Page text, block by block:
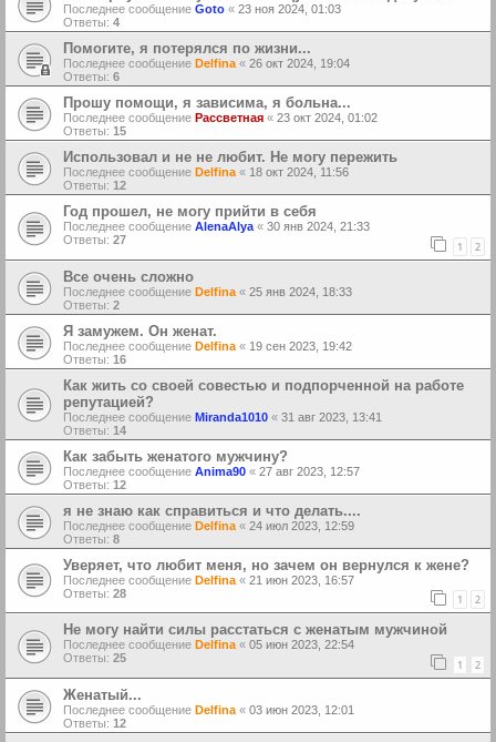
Последнее сообщение Goto « 23 ноя 2024, 01:03
Ответы: 4
Помогите, я потерялся по жизни...
Последнее сообщение Delfina « 26 окт 2024, 19:04
Ответы: 6
Прошу помощи, я зависима, я больна...
Последнее сообщение Рассветная « 23 окт 2024, 01:02
Ответы: 15
Использовал и не не любит. Не могу пережить
Последнее сообщение Delfina « 18 окт 2024, 11:56
Ответы: 12
Год прошел, не могу прийти в себя
Последнее сообщение AlenaAlya « 30 янв 2024, 21:33
Ответы: 27 1 2
Все очень сложно
Последнее сообщение Delfina « 25 янв 2024, 18:33
Ответы: 2
Я замужем. Он женат.
Последнее сообщение Delfina « 19 сен 2023, 19:42
Ответы: 16
Как жить со своей совестью и подпорченной на работе
репутацией?
Последнее сообщение Miranda1010 « 31 авг 2023, 13:41
Ответы: 14
Как забыть женатого мужчину?
Последнее сообщение Anima90 « 27 авг 2023, 12:57
Ответы: 12
я не знаю как справиться и что делать....
Последнее сообщение Delfina « 24 июл 2023, 12:59
Ответы: 8
Уверяет, что любит меня, но зачем он вернулся к жене?
Последнее сообщение Delfina « 21 июн 2023, 16:57
Ответы: 28 1 2
Не могу найти силы расстаться с женатым мужчиной
Последнее сообщение Delfina « 05 июн 2023, 22:54
Ответы: 25 1 2
Женатый...
Последнее сообщение Delfina « 03 июн 2023, 12:01
Ответы: 12